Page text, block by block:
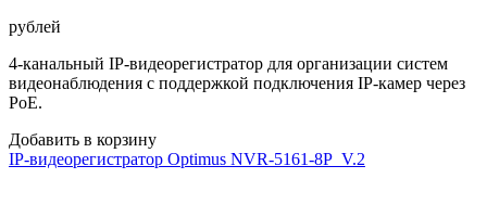
рублей
4-канальный IP-видеорегистратор для организации систем
видеонаблюдения с поддержкой подключения IP-камер через
PoE.
Добавить в корзину
IP-видеорегистратор Optimus NVR-5161-8P_V.2